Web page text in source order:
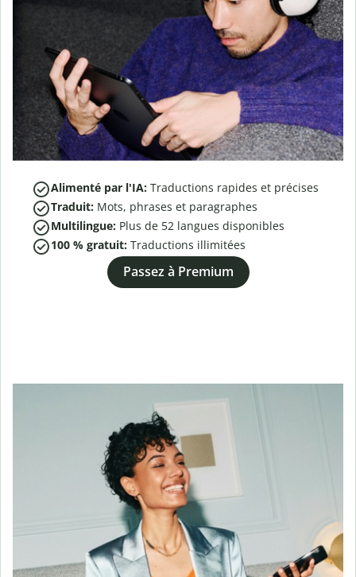
Alimenté par l'IA: Traductions rapides et précises
Traduit: Mots, phrases et paragraphes
Multilingue: Plus de 52 langues disponibles
100 % gratuit: Traductions illimitées
Passez à Premium